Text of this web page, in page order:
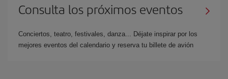
Consulta los próximos eventos
Conciertos, teatro, festivales, danza... Déjate inspirar por los
mejores eventos del calendario y reserva tu billete de avión